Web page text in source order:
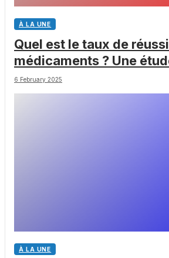
À LA UNE
Quel est le taux de
médicaments ? Une
chez les Big Pharmas
6 February 2025
À LA UNE